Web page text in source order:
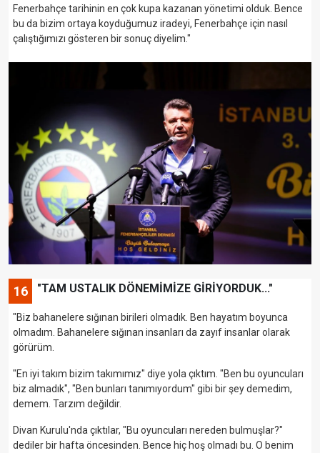
Fenerbahçe tarihinin en çok kupa kazanan yönetimi olduk. Bence
bu da bizim ortaya koyduğumuz iradeyi, Fenerbahçe için nasıl
çalıştığımızı gösteren bir sonuç diyelim."
16 "TAM USTALIK DÖNEMİMİZE GİRİYORDUK..."
"Biz bahanelere sığınan birileri olmadık. Ben hayatım boyunca
olmadım. Bahanelere sığınan insanları da zayıf insanlar olarak
görürüm.
"En iyi takım bizim takımımız" diye yola çıktım. "Ben bu oyuncuları
biz almadık", "Ben bunları tanımıyordum" gibi bir şey demedim,
demem. Tarzım değildir.
Divan Kurulu'nda çıktılar, "Bu oyuncuları nereden bulmuşlar?"
dediler bir hafta öncesinden. Bence hiç hoş olmadı bu. O benim